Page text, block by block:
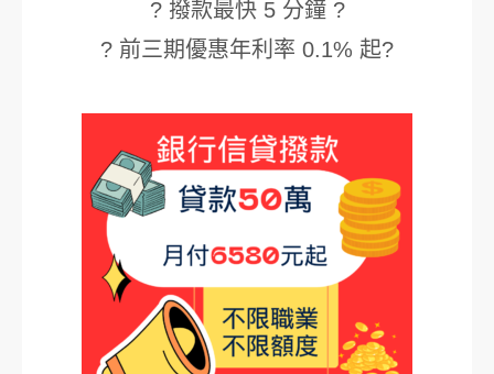
? 撥款最快 5 分鐘 ?
? 前三期優惠年利率 0.1% 起?